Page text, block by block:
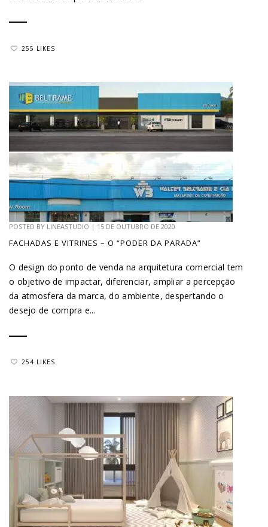
255 LIKES
POSTED BY LINEASTUDIO | 15 DE OUTUBRO DE 2020
FACHADAS E VITRINES – O “PODER DA PARADA”
O design do ponto de venda na arquitetura comercial tem
o objetivo de impactar, diferenciar, ampliar a percepção
da atmosfera da marca, do ambiente, despertando o
desejo de compra e...
254 LIKES